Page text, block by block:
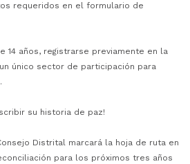
requeridos en el formulario de
14 años, registrarse previamente en la
único sector de participación para
su historia de paz!
Distrital marcará la hoja de ruta en
para los próximos tres años